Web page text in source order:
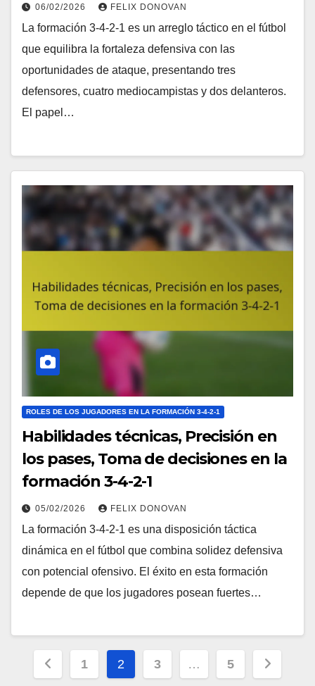
06/02/2026 FELIX DONOVAN
La formación 3-4-2-1 es un arreglo táctico en el fútbol
que equilibra la fortaleza defensiva con las
oportunidades de ataque, presentando tres
defensores, cuatro mediocampistas y dos delanteros.
El papel…
ROLES DE LOS JUGADORES EN LA FORMACIÓN 3-4-2-1
Habilidades técnicas, Precisión en
los pases, Toma de decisiones en la
formación 3-4-2-1
05/02/2026 FELIX DONOVAN
La formación 3-4-2-1 es una disposición táctica
dinámica en el fútbol que combina solidez defensiva
con potencial ofensivo. El éxito en esta formación
depende de que los jugadores posean fuertes…
Posts
1 2 3 … 5